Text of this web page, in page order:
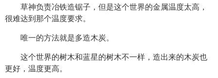
草神负责冶铁造锯子，但是这个世界的金属温度太高，
很难达到那个温度要求。
唯一的方法就是多造木炭。
这个世界的树木和蓝星的树木不一样，造出来的木炭也
更好，温度更高。